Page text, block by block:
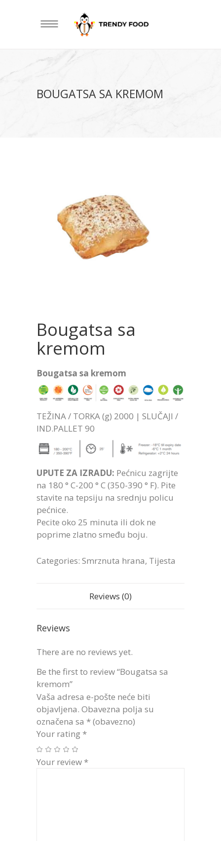
BOUGATSA SA KREMOM
Bougatsa sa
kremom
Bougatsa sa kremom
TEŽINA / TORKA (g) 2000 | SLUČAJI /
IND.PALLET 90
UPUTE ZA IZRADU: Pećnicu zagrijte
na 180 ° C-200 ° C (350-390 ° F). Pite
stavite na tepsiju na srednju policu
pećnice.
Pecite oko 25 minuta ili dok ne
poprime zlatno smeđu boju.
Categories: Smrznuta hrana, Tijesta
Reviews (0)
Reviews
There are no reviews yet.
Be the first to review “Bougatsa sa
kremom”
Vaša adresa e-pošte neće biti
objavljena. Obavezna polja su
označena sa * (obavezno)
Your rating *
Your review *